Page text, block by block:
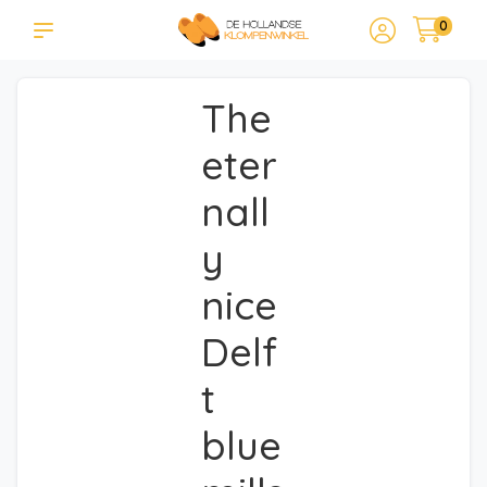
0
The
eter
nall
y
nice
Delf
t
blue